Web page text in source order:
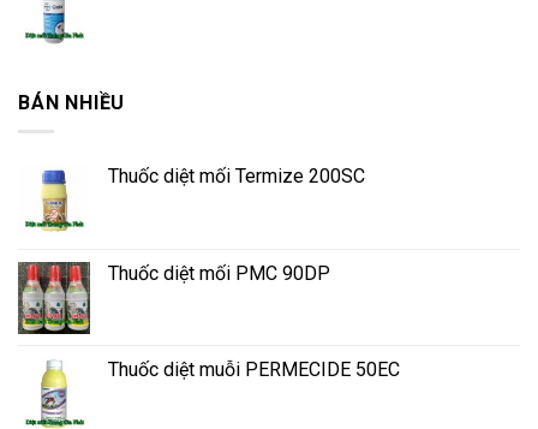
BÁN NHIỀU
Thuốc diệt mối Termize 200SC
Thuốc diệt mối PMC 90DP
Thuốc diệt muỗi PERMECIDE 50EC